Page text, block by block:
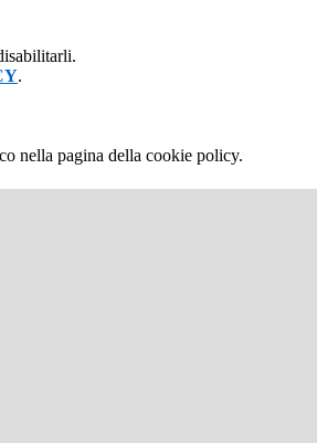
.
nella pagina della cookie policy.